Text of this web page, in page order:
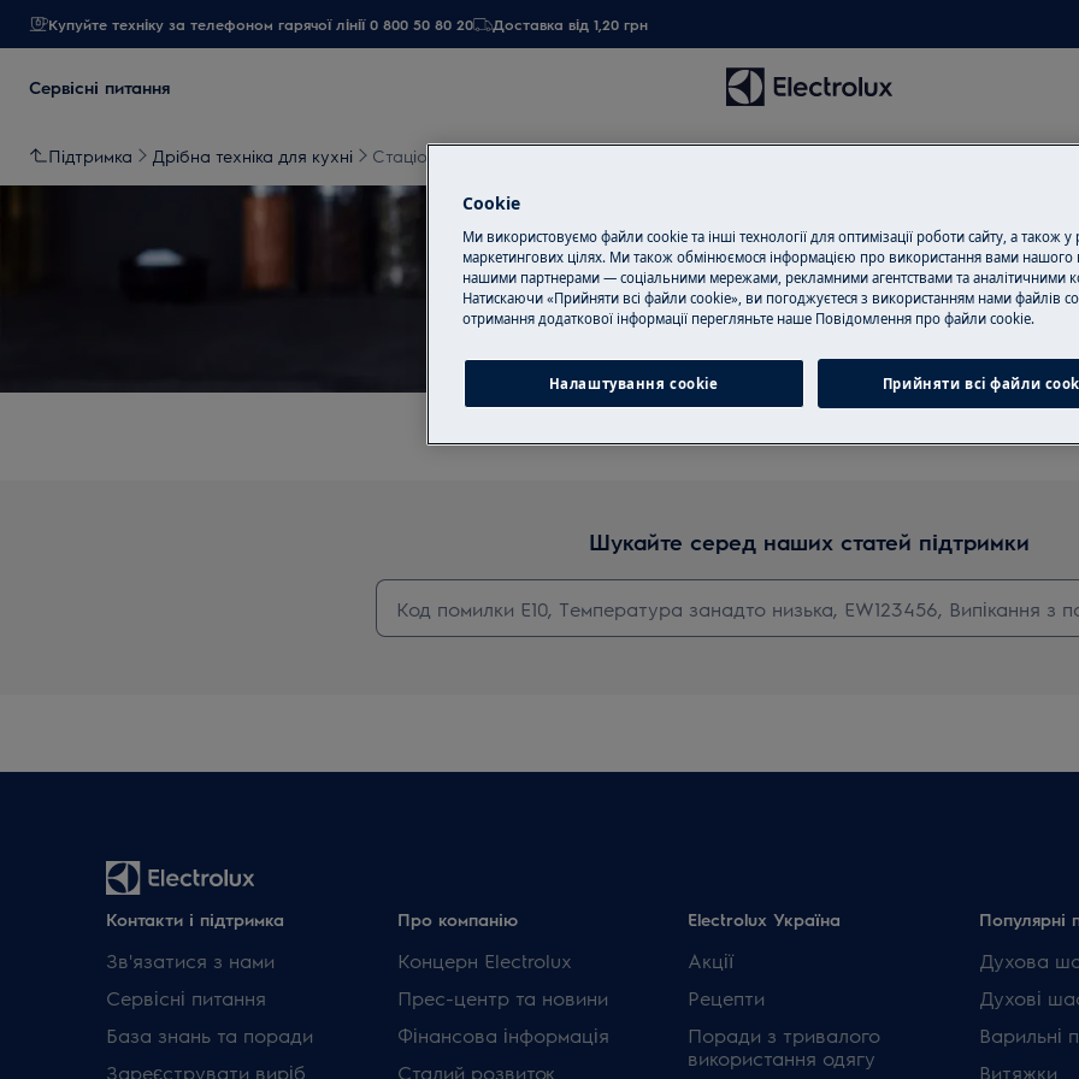
Купуйте техніку за телефоном гарячої лінії 0 800 50 80 20 Доставка від 1,20 грн
Сервісні питання
Підтримка Дрібна техніка для кухні Стаціонарний блендер
Підтримка для Стаціонарний
Шукайте серед наших статей підтримки
Контакти і підтримка
Зв'язатися з нами
Сервісні питання
База знань та поради
Зареєструвати виріб
Про компанію
Концерн Electrolux
Прес-центр та новини
Фінансова інформація
Сталий розвиток
Electrolux Україна
Акції
Рецепти
Поради з тривалого
використання одягу
Популярні
Духова
Духові
Варильні
Витяжки
Cookie
Ми використовуємо файли cookie та інші технології для оптимізації роботи сайту, а також у
маркетингових цілях. Ми також обмінюємося інформацією про використання вами нашого
нашими партнерами — соціальними мережами, рекламними агентствами та аналітичними
Натискаючи «Прийняти всі файли cookie», ви погоджуєтеся з використанням нами файлів
отримання додаткової інформації перегляньте наше Пoвідомлення прo файли cookie.
Налаштування cookie Прийняти всі файли